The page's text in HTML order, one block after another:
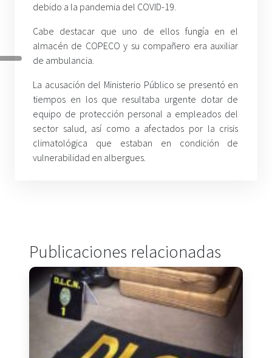
debido a la pandemia del COVID-19.
Cabe destacar que uno de ellos fungía en el
almacén de COPECO y su compañero era auxiliar
de ambulancia.
La acusación del Ministerio Público se presentó en
tiempos en los que resultaba urgente dotar de
equipo de protección personal a empleados del
sector salud, así como a afectados por la crisis
climatológica que estaban en condición de
vulnerabilidad en albergues.
Publicaciones relacionadas